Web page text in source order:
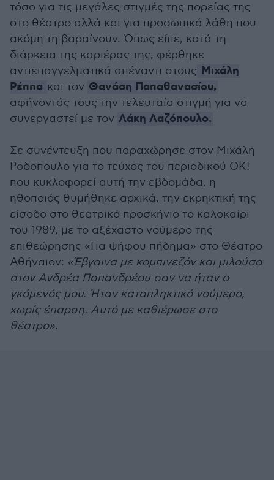
τόσο για τις μεγάλες στιγμές της πορείας της
στο θέατρο αλλά και για προσωπικά λάθη που
ακόμη τη βαραίνουν. Όπως είπε, κατά τη
διάρκεια της καριέρας της, φέρθηκε
αντιεπαγγελματικά απέναντι στους Μιχάλη
Ρέππα και τον Θανάση Παπαθανασίου,
αφήνοντάς τους την τελευταία στιγμή για να
συνεργαστεί με τον Λάκη Λαζόπουλο.
Σε συνέντευξη που παραχώρησε στον Μιχάλη
Ροδοπουλο για το τεύχος του περιοδικού ΟΚ!
που κυκλοφορεί αυτή την εβδομάδα, η
ηθοποιός θυμήθηκε αρχικά, την εκρηκτική της
είσοδο στο θεατρικό προσκήνιο το καλοκαίρι
του 1989, με το αξέχαστο νούμερο της
επιθεώρησης «Για ψήφου πήδημα» στο Θέατρο
Αθήναιον: «Έβγαινα με κομπινεζόν και μιλούσα
στον Ανδρέα Παπανδρέου σαν να ήταν ο
γκόμενός μου. Ήταν καταπληκτικό νούμερο,
χωρίς έπαρση. Αυτό με καθιέρωσε στο
θέατρο».